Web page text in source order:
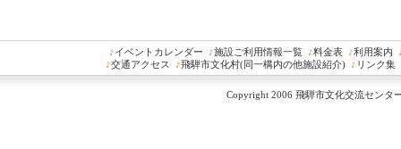
♪イベントカレンダー ♪施設ご利用情報一覧 ♪料金表 ♪利用案内
♪交通アクセス ♪飛騨市文化村(同一構内の他施設紹介) ♪ リンク集
Copyright 2006 飛騨市文化交流センタ